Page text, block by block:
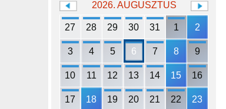
2026. AUGUSZTUS
27 28 29 30 31 1 2
3 4 5 6 7 8 9
10 11 12 13 14 15 16
17 18 19 20 21 22 23